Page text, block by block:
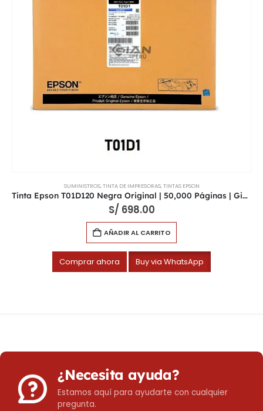
SUMINISTROS,TINTA DE IMPRESORAS,TINTAS EPSON
Tinta Epson T01D120 Negra Original | 50,000 Páginas | GianPeru
S/ 698.00
AÑADIR AL CARRITO
Comprar ahora Buy via WhatsApp
¿Necesita ayuda?
Estamos aquí para ayudarte con cualquier
pregunta.